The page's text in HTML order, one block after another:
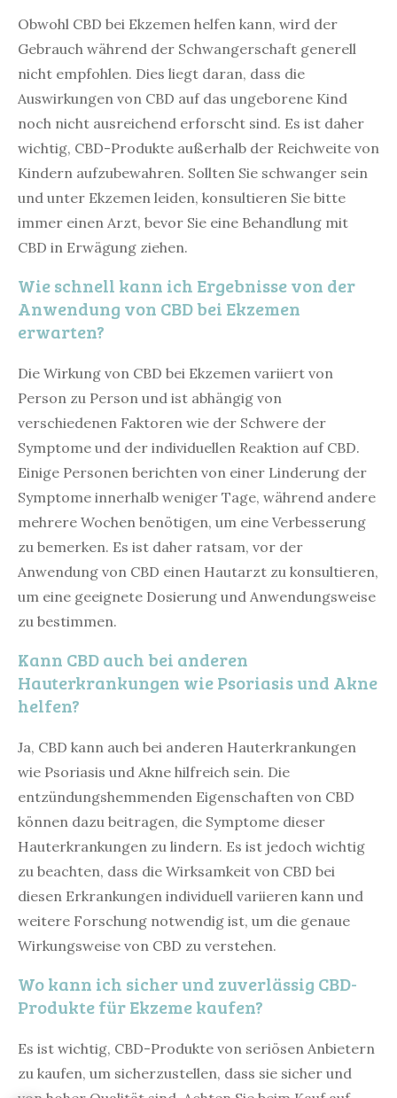
Obwohl CBD bei Ekzemen helfen kann, wird der
Gebrauch während der Schwangerschaft generell
nicht empfohlen. Dies liegt daran, dass die
Auswirkungen von CBD auf das ungeborene Kind
noch nicht ausreichend erforscht sind. Es ist daher
wichtig, CBD-Produkte außerhalb der Reichweite von
Kindern aufzubewahren. Sollten Sie schwanger sein
und unter Ekzemen leiden, konsultieren Sie bitte
immer einen Arzt, bevor Sie eine Behandlung mit
CBD in Erwägung ziehen.
Wie schnell kann ich Ergebnisse von der
Anwendung von CBD bei Ekzemen
erwarten?
Die Wirkung von CBD bei Ekzemen variiert von
Person zu Person und ist abhängig von
verschiedenen Faktoren wie der Schwere der
Symptome und der individuellen Reaktion auf CBD.
Einige Personen berichten von einer Linderung der
Symptome innerhalb weniger Tage, während andere
mehrere Wochen benötigen, um eine Verbesserung
zu bemerken. Es ist daher ratsam, vor der
Anwendung von CBD einen Hautarzt zu konsultieren,
um eine geeignete Dosierung und Anwendungsweise
zu bestimmen.
Kann CBD auch bei anderen
Hauterkrankungen wie Psoriasis und Akne
helfen?
Ja, CBD kann auch bei anderen Hauterkrankungen
wie Psoriasis und Akne hilfreich sein. Die
entzündungshemmenden Eigenschaften von CBD
können dazu beitragen, die Symptome dieser
Hauterkrankungen zu lindern. Es ist jedoch wichtig
zu beachten, dass die Wirksamkeit von CBD bei
diesen Erkrankungen individuell variieren kann und
weitere Forschung notwendig ist, um die genaue
Wirkungsweise von CBD zu verstehen.
Wo kann ich sicher und zuverlässig CBD-
Produkte für Ekzeme kaufen?
Es ist wichtig, CBD-Produkte von seriösen Anbietern
zu kaufen, um sicherzustellen, dass sie sicher und